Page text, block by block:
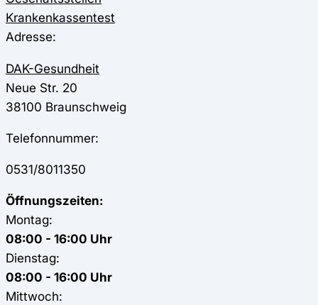
Krankenkassentest
Adresse:
DAK-Gesundheit
Neue Str. 20
38100 Braunschweig
Telefonnummer:
0531/8011350
Öffnungszeiten:
Montag:
08:00 - 16:00 Uhr
Dienstag:
08:00 - 16:00 Uhr
Mittwoch: